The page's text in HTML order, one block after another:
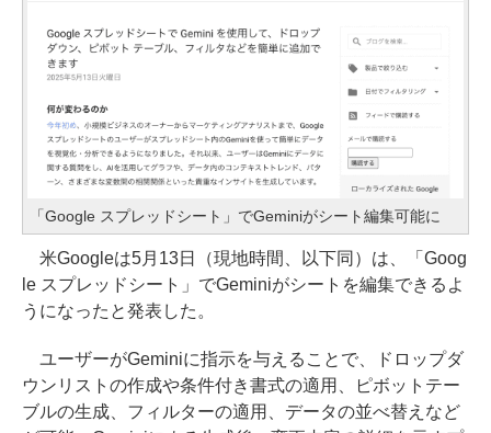
「Google スプレッドシート」でGeminiがシート編集可能に
米Googleは5月13日（現地時間、以下同）は、「Goog
le スプレッドシート」でGeminiがシートを編集できるよ
うになったと発表した。
ユーザーがGeminiに指示を与えることで、ドロップダ
ウンリストの作成や条件付き書式の適用、ピボットテー
ブルの生成、フィルターの適用、データの並べ替えなど